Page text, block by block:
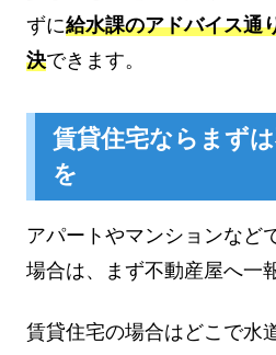
ずに給水課のアドバイス通
決できます。
賃貸住宅ならまず
を
アパートやマンションなど
場合は、まず不動産屋へ一
賃貸住宅の場合はどこで水